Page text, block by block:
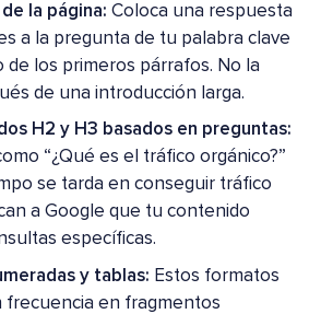
la página: Coloca una respuesta
a la pregunta de tu palabra clave
los primeros párrafos. No la
de una introducción larga.
H2 y H3 basados en preguntas:
“¿Qué es el tráfico orgánico?”
se tarda en conseguir tráfico
a Google que tu contenido
específicas.
y tablas: Estos formatos
frecuencia en fragmentos